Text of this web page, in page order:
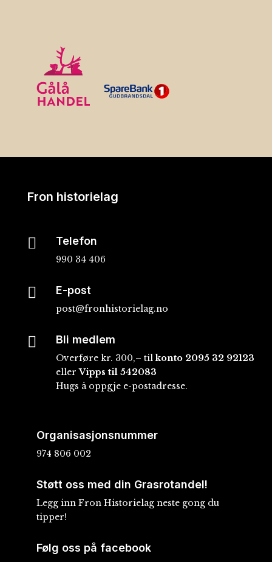
Fron historielag
 Telefon
990 34 406
 E-post
post@fronhistorielag.no
 Bli medlem
Overføre kr. 300,– tilkonto 2095 32 92123
ellerVipps til 542083
Hugs å oppgje e-postadresse.
Organisasjonsnummer
974 806 002
Støtt oss med din Grasrotandel!
Legg inn Fron Historielag neste gong du
tipper!
Følg oss på facebook